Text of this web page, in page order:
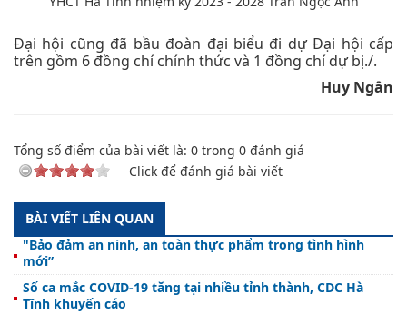
Đại hội cũng đã bầu đoàn đại biểu đi dự Đại hội cấp
trên gồm 6 đồng chí chính thức và 1 đồng chí dự bị./.
Huy Ngân
Tổng số điểm của bài viết là: 0 trong 0 đánh giá
Click để đánh giá bài viết
BÀI VIẾT LIÊN QUAN
"Bảo đảm an ninh, an toàn thực phẩm trong tình hình
mới”
Số ca mắc COVID-19 tăng tại nhiều tỉnh thành, CDC Hà
Tĩnh khuyến cáo